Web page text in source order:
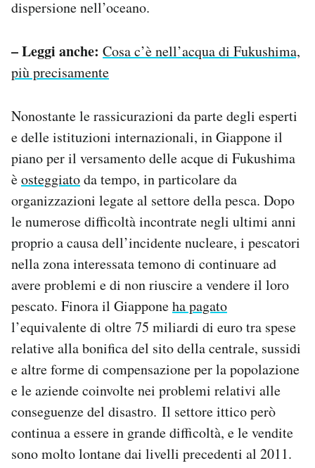
dispersione nell’oceano.
– Leggi anche: Cosa c’è nell’acqua di Fukushima,
più precisamente
Nonostante le rassicurazioni da parte degli esperti
e delle istituzioni internazionali, in Giappone il
piano per il versamento delle acque di Fukushima
èosteggiatoda tempo, in particolare da
organizzazioni legate al settore della pesca. Dopo
le numerose difficoltà incontrate negli ultimi anni
proprio a causa dell’incidente nucleare, i pescatori
nella zona interessata temono di continuare ad
avere problemi e di non riuscire a vendere il loro
pescato. Finora il Giapponeha pagato
l’equivalente di oltre 75 miliardi di euro tra spese
relative alla bonifica del sito della centrale, sussidi
e altre forme di compensazione per la popolazione
e le aziende coinvolte nei problemi relativi alle
conseguenze del disastro. Il settore ittico però
continua a essere in grande difficoltà, e le vendite
sono molto lontane dai livelli precedenti al 2011.